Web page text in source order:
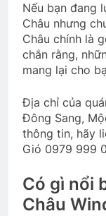
Nếu bạn đang
Châu nhưng
Châu chính là
chắn rằng,
mang lại cho
Địa chỉ của
Đông Sang,
thông tin, hãy
Gió 0979 999
Có gì nổi
Châu